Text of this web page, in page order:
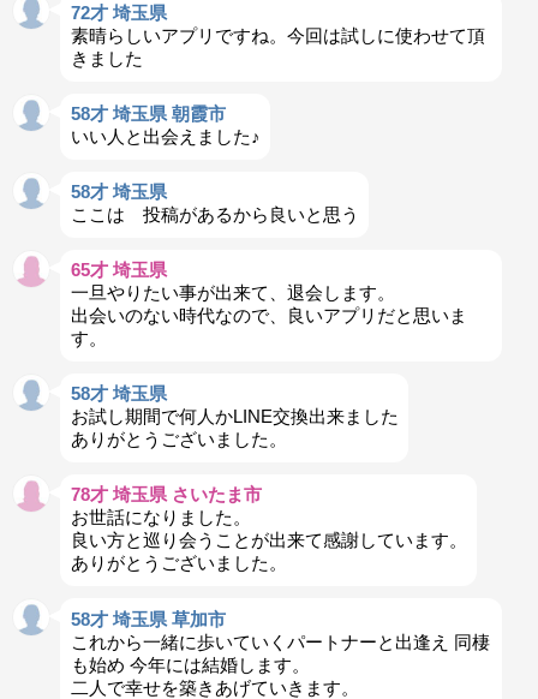
72才 埼玉県
素晴らしいアプリですね。今回は試しに使わせて頂
きました
58才 埼玉県 朝霞市
いい人と出会えました♪
58才 埼玉県
ここは 投稿があるから良いと思う
65才 埼玉県
一旦やりたい事が出来て、退会します。
出会いのない時代なので、良いアプリだと思いま
す。
58才 埼玉県
お試し期間で何人かLINE交換出来ました
ありがとうございました。
78才 埼玉県 さいたま市
お世話になりました。
良い方と巡り会うことが出来て感謝しています。
ありがとうございました。
58才 埼玉県 草加市
これから一緒に歩いていくパートナーと出逢え 同棲
も始め 今年には結婚します。
二人で幸せを築きあげていきます。